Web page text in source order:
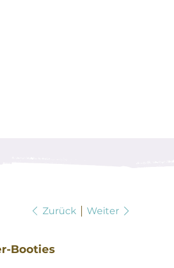
Zurück Weiter
Booties